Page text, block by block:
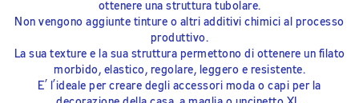
ottenere una struttura tubolare.
Non vengono aggiunte tinture o altri additivi chimici al processo
produttivo.
La sua texture e la sua struttura permettono di ottenere un filato
morbido, elastico, regolare, leggero e resistente.
E’ l’ideale per creare degli accessori moda o capi per la